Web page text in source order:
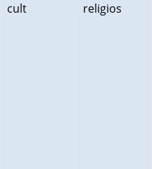
cult
religios